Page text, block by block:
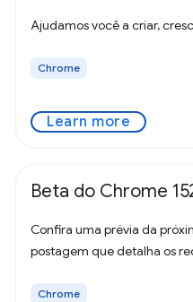
Ajudamos você a criar,
Chrome
Learn more
Beta do Chrome
Confira uma prévia da
postagem que detalha os
Chrome